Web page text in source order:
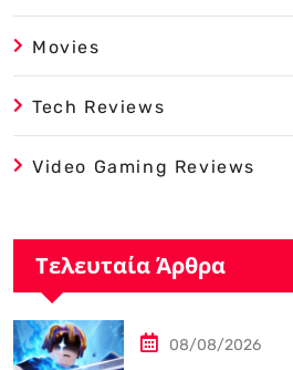
Movies
Tech Reviews
Video Gaming Reviews
Τελευταία Άρθρα
08/08/2026